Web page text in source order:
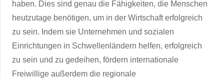
haben. Dies sind genau die Fähigkeiten, die Menschen
heutzutage benötigen, um in der Wirtschaft erfolgreich
zu sein. Indem sie Unternehmen und sozialen
Einrichtungen in Schwellenländern helfen, erfolgreich
zu sein und zu gedeihen, fördern internationale
Freiwillige außerdem die regionale